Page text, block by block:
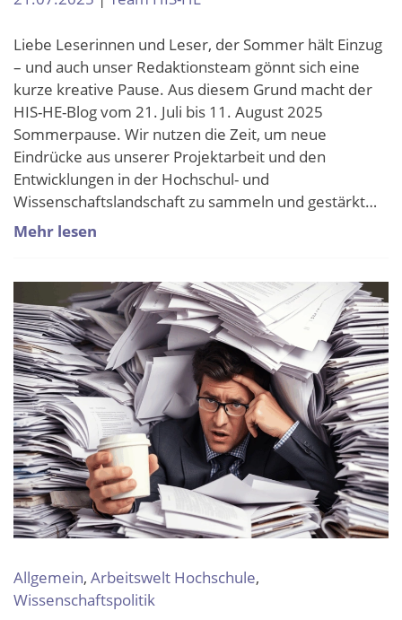
Liebe Leserinnen und Leser, der Sommer hält Einzug
– und auch unser Redaktionsteam gönnt sich eine
kurze kreative Pause. Aus diesem Grund macht der
HIS-HE-Blog vom 21. Juli bis 11. August 2025
Sommerpause. Wir nutzen die Zeit, um neue
Eindrücke aus unserer Projektarbeit und den
Entwicklungen in der Hochschul- und
Wissenschaftslandschaft zu sammeln und gestärkt…
Mehr lesen
Allgemein, Arbeitswelt Hochschule,
Wissenschaftspolitik